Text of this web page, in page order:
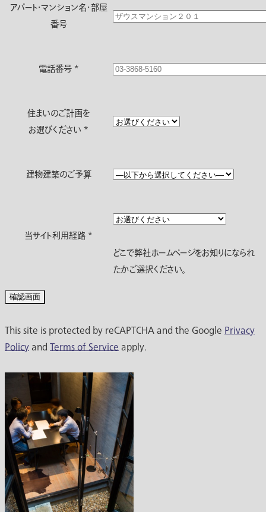
アパート・マンション名・部屋
番号
電話番号 *
住まいのご計画を
お選びください *
建物建築のご予算
当サイト利用経路 *
どこで弊社ホームページをお知りになられ
たかご選択ください。
This site is protected by reCAPTCHA and the Google Privacy
PolicyandTerms of Service apply.